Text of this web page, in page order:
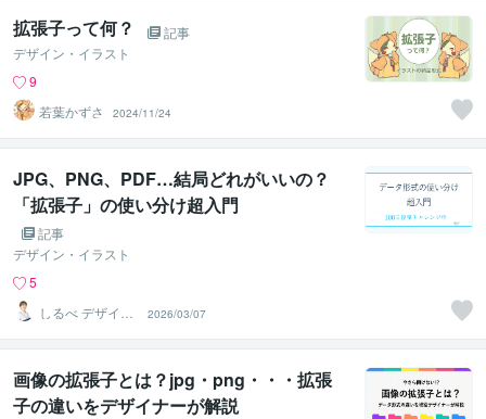
拡張子って何？
記事
デザイン・イラスト
9
若葉かずさ
2024/11/24
JPG、PNG、PDF…結局どれがいいの？
「拡張子」の使い分け超入門
記事
デザイン・イラスト
5
しるべ デザイン
｜WEB×印刷デ
ザイン
2026/03/07
画像の拡張子とは？jpg・png・・・拡張
子の違いをデザイナーが解説